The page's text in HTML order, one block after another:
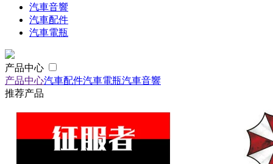
汽車音響
汽車配件
汽車電瓶
产品中心
产品中心汽車配件汽車電瓶汽車音響
推荐产品